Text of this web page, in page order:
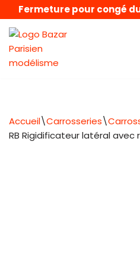
Aller
au
contenu
Fermeture pour congé
Accueil\Carrosseries\
RB Rigidificateur latéral avec